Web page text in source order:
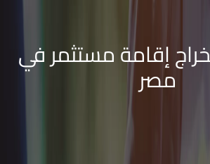
إقامة مستثمر في
مصر